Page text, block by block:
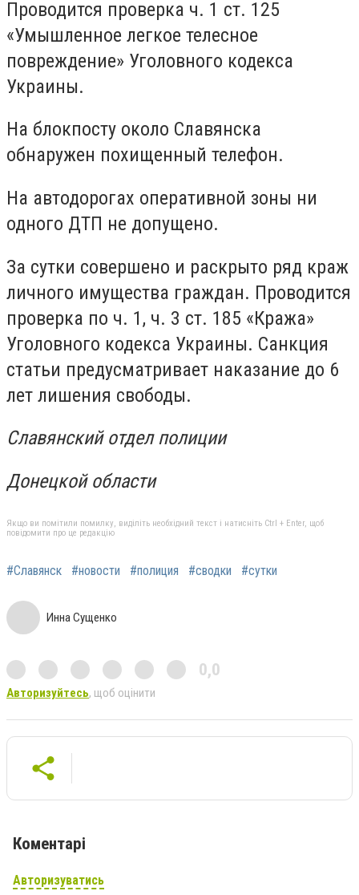
Проводится проверка ч. 1 ст. 125
«Умышленное легкое телесное
повреждение» Уголовного кодекса
Украины.
На блокпосту около Славянска
обнаружен похищенный телефон.
На автодорогах оперативной зоны ни
одного ДТП не допущено.
За сутки совершено и раскрыто ряд краж
личного имущества граждан. Проводится
проверка по ч. 1, ч. 3 ст. 185 «Кража»
Уголовного кодекса Украины. Санкция
статьи предусматривает наказание до 6
лет лишения свободы.
Славянский отдел полиции
Донецкой области
Якщо ви помітили помилку, виділіть необхідний текст і натисніть Ctrl + Enter, щоб
повідомити про це редакцію
#Славянск #новости #полиция #сводки #сутки
Инна Сущенко
0,0
Авторизуйтесь, щоб оцінити
Коментарі
Авторизуватись